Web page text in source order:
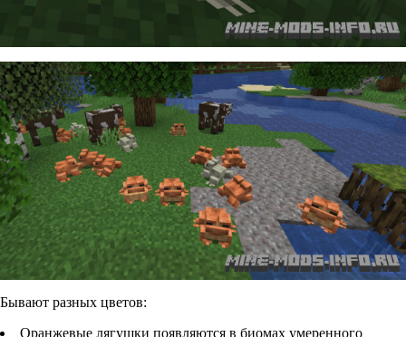
Бывают разных цветов:
Оранжевые лягушки появляются в биомах умеренного